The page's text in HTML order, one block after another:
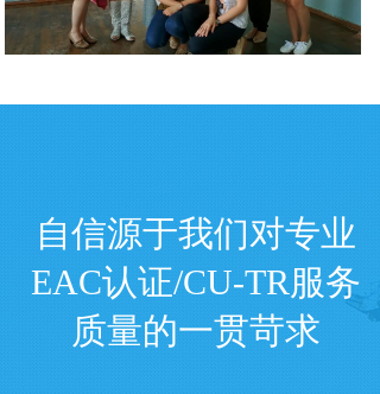
自信源于我们对专业
EAC认证/CU-TR服务
质量的一贯苛求